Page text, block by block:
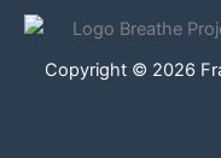
Copyright © 2026